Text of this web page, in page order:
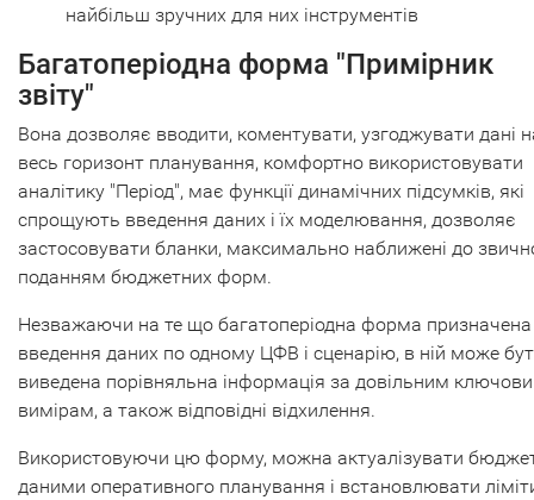
найбільш зручних для них інструментів
Багатоперіодна форма "Примірник
звіту"
Вона дозволяє вводити, коментувати, узгоджувати дані
весь горизонт планування, комфортно використовувати
аналітику "Період", має функції динамічних підсумків, які
спрощують введення даних і їх моделювання, дозволяє
застосовувати бланки, максимально наближені до
поданням бюджетних форм.
Незважаючи на те що багатоперіодна форма
введення даних по одному ЦФВ і сценарію, в ній може
виведена порівняльна інформація за довільним
вимірам, а також відповідні відхилення.
Використовуючи цю форму, можна актуалізувати
даними оперативного планування і встановлювати